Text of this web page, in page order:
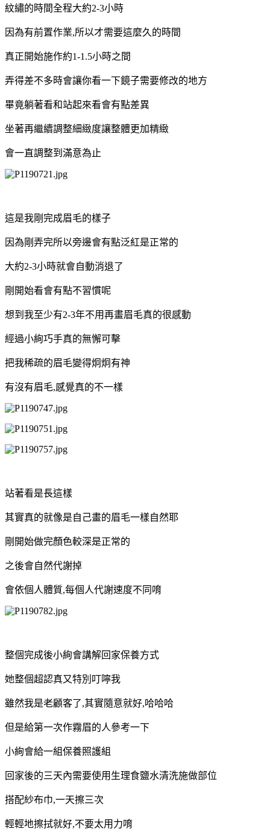
紋繡的時間全程大約2-3小時
因為有前置作業,所以才需要這麼久的時間
真正開始施作約1-1.5小時之間
弄得差不多時會讓你看一下鏡子需要修改的地方
畢竟躺著看和站起來看會有點差異
坐著再繼續調整細緻度讓整體更加精緻
會一直調整到滿意為止
這是我剛完成眉毛的樣子
因為剛弄完所以旁邊會有點泛紅是正常的
大約2-3小時就會自動消退了
剛開始看會有點不習慣呢
想到我至少有2-3年不用再畫眉毛真的很感動
經過小絢巧手真的無懈可擊
把我稀疏的眉毛變得炯炯有神
有沒有眉毛,感覺真的不一樣
站著看是長這樣
其實真的就像是自己畫的眉毛一樣自然耶
剛開始做完顏色較深是正常的
之後會自然代謝掉
會依個人體質,每個人代謝速度不同唷
整個完成後小絢會講解回家保養方式
她整個超認真又特別叮嚀我
雖然我是老顧客了,其實隨意就好,哈哈哈
但是給第一次作霧眉的人參考一下
小絢會給一組保養照護組
回家後的三天內需要使用生理食鹽水清洗施做部位
搭配紗布巾,一天擦三次
輕輕地擦拭就好,不要太用力唷